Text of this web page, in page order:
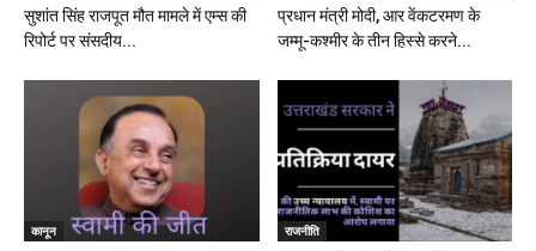
सुशांत सिंह राजपूत मौत मामले में एम्स की
रिपोर्ट पर संसदीय...
प्रधान मंत्री मोदी, आर वेंकटरमण के
जम्मू-कश्मीर के तीन हिस्से करने...
कानून राजनीति